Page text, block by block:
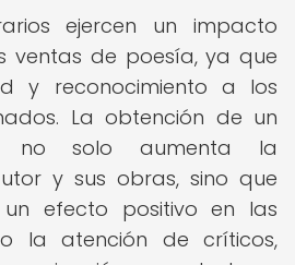
ejercen un impacto
ventas de poesía, ya que
y reconocimiento a los
La obtención de un
no solo aumenta la
y sus obras, sino que
efecto positivo en las
la atención de críticos,